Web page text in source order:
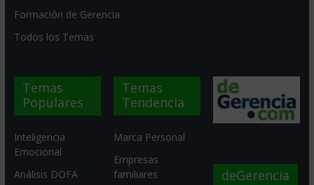
Formación de Gerencia
Todos los Temas
Temas
Populares
Inteligencia
Emocional
Análisis DOFA
Temas
Tendencia
Marca Personal
Empresas
familiares
deGerencia